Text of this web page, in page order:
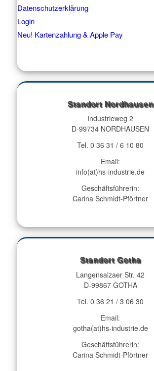
Datenschutzerklärung
Login
Neu! Kartenzahlung & Apple Pay
Standort Nordhausen
Industrieweg 2
D-99734 NORDHAUSEN
Tel. 0 36 31 / 6 10 80
Email:
info(at)hs-industrie.de
Geschäftsführerin:
Carina Schmidt-Pförtner
Standort Gotha
Langensalzaer Str. 42
D-99867 GOTHA
Tel. 0 36 21 / 3 06 30
Email:
gotha(at)hs-industrie.de
Geschäftsführerin:
Carina Schmidt-Pförtner